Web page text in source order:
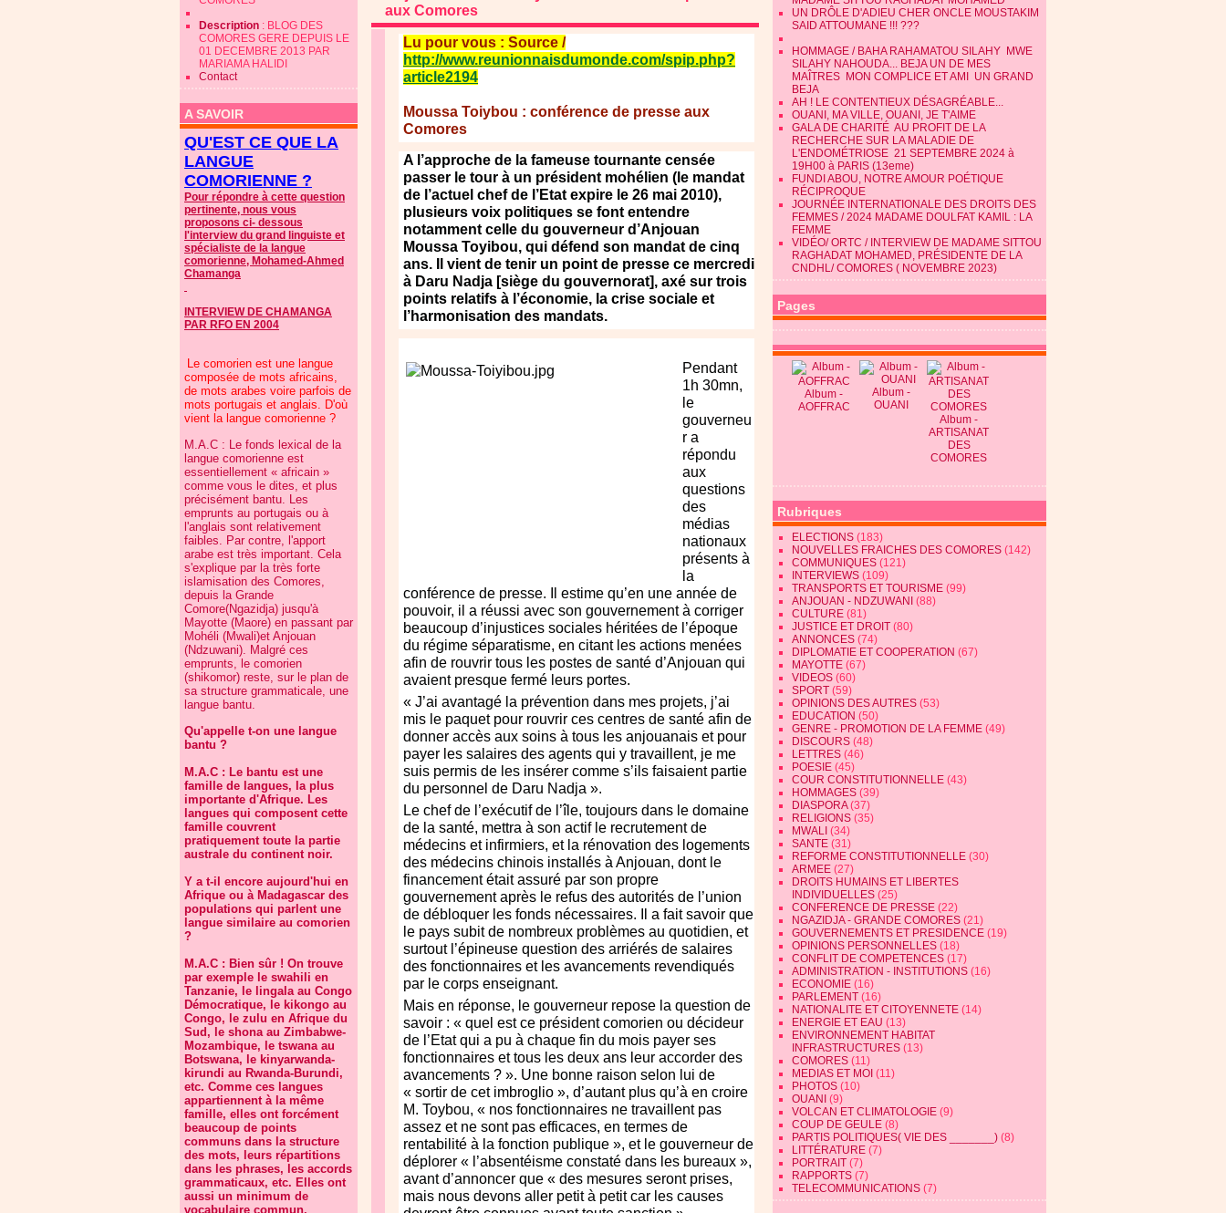
Description : BLOG DES
COMORES GERE DEPUIS LE
01 DECEMBRE 2013 PAR
MARIAMA HALIDI
Contact
A SAVOIR
QU'EST CE QUE LA
LANGUE
COMORIENNE ?
Pour répondre à cette question
pertinente, nous vous
proposons ci- dessous
l'interview du grand linguiste et
spécialiste de la langue
comorienne, Mohamed-Ahmed
Chamanga
INTERVIEW DE CHAMANGA
PAR RFO EN 2004
Le comorien est une langue
composée de mots africains,
de mots arabes voire parfois de
mots portugais et anglais. D'où
vient la langue comorienne ?
M.A.C : Le fonds lexical de la
langue comorienne est
essentiellement « africain »
comme vous le dites, et plus
précisément bantu. Les
emprunts au portugais ou à
l'anglais sont relativement
faibles. Par contre, l'apport
arabe est très important. Cela
s'explique par la très forte
islamisation des Comores,
depuis la Grande
Comore(Ngazidja) jusqu'à
Mayotte (Maore) en passant par
Mohéli (Mwali)et Anjouan
(Ndzuwani). Malgré ces
emprunts, le comorien
(shikomor) reste, sur le plan de
sa structure grammaticale, une
langue bantu.
Qu'appelle t-on une langue
bantu ?
M.A.C : Le bantu est une
famille de langues, la plus
importante d'Afrique. Les
langues qui composent cette
famille couvrent
pratiquement toute la partie
australe du continent noir.
Y a t-il encore aujourd'hui en
Afrique ou à Madagascar des
populations qui parlent une
langue similaire au comorien
?
M.A.C : Bien sûr ! On trouve
par exemple le swahili en
Tanzanie, le lingala au Congo
Démocratique, le kikongo au
Congo, le zulu en Afrique du
Sud, le shona au Zimbabwe-
Mozambique, le tswana au
Botswana, le kinyarwanda-
kirundi au Rwanda-Burundi,
etc. Comme ces langues
appartiennent à la même
famille, elles ont forcément
beaucoup de points
communs dans la structure
des mots, leurs répartitions
dans les phrases, les accords
grammaticaux, etc. Elles ont
aussi un minimum de
vocabulaire commun.
aux Comores
Lu pour vous : Source /
http://www.reunionnaisdumonde.com/spip.php?
article2194
Moussa Toiybou : conférence de presse aux
Comores
A l’approche de la fameuse tournante censée
passer le tour à un président mohélien (le mandat
de l’actuel chef de l’Etat expire le 26 mai 2010),
plusieurs voix politiques se font entendre
notamment celle du gouverneur d’Anjouan
Moussa Toyibou, qui défend son mandat de cinq
ans. Il vient de tenir un point de presse ce mercredi
à Daru Nadja [siège du gouvernorat], axé sur trois
points relatifs à l’économie, la crise sociale et
l’harmonisation des mandats.
Pendant
1h 30mn,
le
gouverneu
r a
répondu
aux
questions
des
médias
nationaux
présents à
la
conférence de presse. Il estime qu’en une année de
pouvoir, il a réussi avec son gouvernement à corriger
beaucoup d’injustices sociales héritées de l’époque
du régime séparatisme, en citant les actions menées
afin de rouvrir tous les postes de santé d’Anjouan qui
avaient presque fermé leurs portes.
« J’ai avantagé la prévention dans mes projets, j’ai
mis le paquet pour rouvrir ces centres de santé afin de
donner accès aux soins à tous les anjouanais et pour
payer les salaires des agents qui y travaillent, je me
suis permis de les insérer comme s’ils faisaient partie
du personnel de Daru Nadja ».
Le chef de l’exécutif de l’île, toujours dans le domaine
de la santé, mettra à son actif le recrutement de
médecins et infirmiers, et la rénovation des logements
des médecins chinois installés à Anjouan, dont le
financement était assuré par son propre
gouvernement après le refus des autorités de l’union
de débloquer les fonds nécessaires. Il a fait savoir que
le pays subit de nombreux problèmes au quotidien, et
surtout l’épineuse question des arriérés de salaires
des fonctionnaires et les avancements revendiqués
par le corps enseignant.
Mais en réponse, le gouverneur repose la question de
savoir : « quel est ce président comorien ou décideur
de l’Etat qui a pu à chaque fin du mois payer ses
fonctionnaires et tous les deux ans leur accorder des
avancements ? ». Une bonne raison selon lui de
« sortir de cet imbroglio », d’autant plus qu’à en croire
M. Toybou, « nos fonctionnaires ne travaillent pas
assez et ne sont pas efficaces, en termes de
rentabilité à la fonction publique », et le gouverneur de
déplorer « l’absentéisme constaté dans les bureaux »,
avant d’annoncer que « des mesures seront prises,
mais nous devons aller petit à petit car les causes
UN DRÔLE D'ADIEU CHER ONCLE MOUSTAKIM
SAID ATTOUMANE !!! ???
HOMMAGE / BAHA RAHAMATOU SILAHY MWE
SILAHY NAHOUDA... BEJA UN DE MES
MAÎTRES MON COMPLICE ET AMI UN GRAND
BEJA
AH ! LE CONTENTIEUX DÉSAGRÉABLE...
OUANI, MA VILLE, OUANI, JE T'AIME
GALA DE CHARITÉ AU PROFIT DE LA
RECHERCHE SUR LA MALADIE DE
L'ENDOMÉTRIOSE 21 SEPTEMBRE 2024 à
19H00 à PARIS (13eme)
FUNDI ABOU, NOTRE AMOUR POÉTIQUE
RÉCIPROQUE
JOURNÉE INTERNATIONALE DES DROITS DES
FEMMES / 2024 MADAME DOULFAT KAMIL : LA
FEMME
VIDÉO/ ORTC / INTERVIEW DE MADAME SITTOU
RAGHADAT MOHAMED, PRÉSIDENTE DE LA
CNDHL/ COMORES ( NOVEMBRE 2023)
Pages
Album -
AOFFRAC
Album -
OUANI
Album -
ARTISANAT
DES
COMORES
Rubriques
ELECTIONS (183)
NOUVELLES FRAICHES DES COMORES (142)
COMMUNIQUES (121)
INTERVIEWS (109)
TRANSPORTS ET TOURISME (99)
ANJOUAN - NDZUWANI (88)
CULTURE (81)
JUSTICE ET DROIT (80)
ANNONCES (74)
DIPLOMATIE ET COOPERATION (67)
MAYOTTE (67)
VIDEOS (60)
SPORT (59)
OPINIONS DES AUTRES (53)
EDUCATION (50)
GENRE - PROMOTION DE LA FEMME (49)
DISCOURS (48)
LETTRES (46)
POESIE (45)
COUR CONSTITUTIONNELLE (43)
HOMMAGES (39)
DIASPORA(37)
RELIGIONS (35)
MWALI (34)
SANTE (31)
REFORME CONSTITUTIONNELLE (30)
ARMEE (27)
DROITS HUMAINS ET LIBERTES
INDIVIDUELLES (25)
CONFERENCE DE PRESSE (22)
NGAZIDJA - GRANDE COMORES (21)
GOUVERNEMENTS ET PRESIDENCE (19)
OPINIONS PERSONNELLES (18)
CONFLIT DE COMPETENCES (17)
ADMINISTRATION - INSTITUTIONS (16)
ECONOMIE (16)
PARLEMENT (16)
NATIONALITE ET CITOYENNETE (14)
ENERGIE ET EAU (13)
ENVIRONNEMENT HABITAT
INFRASTRUCTURES (13)
COMORES (11)
MEDIAS ET MOI (11)
PHOTOS (10)
OUANI (9)
VOLCAN ET CLIMATOLOGIE (9)
COUP DE GEULE (8)
PARTIS POLITIQUES( VIE DES _______) (8)
LITTÉRATURE (7)
PORTRAIT (7)
RAPPORTS (7)
TELECOMMUNICATIONS (7)